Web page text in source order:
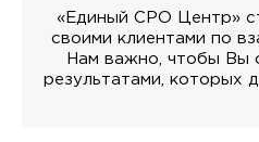
«Единый СРО Центр»
своими клиентами по
Нам важно, чтобы Вы
результатами, которых